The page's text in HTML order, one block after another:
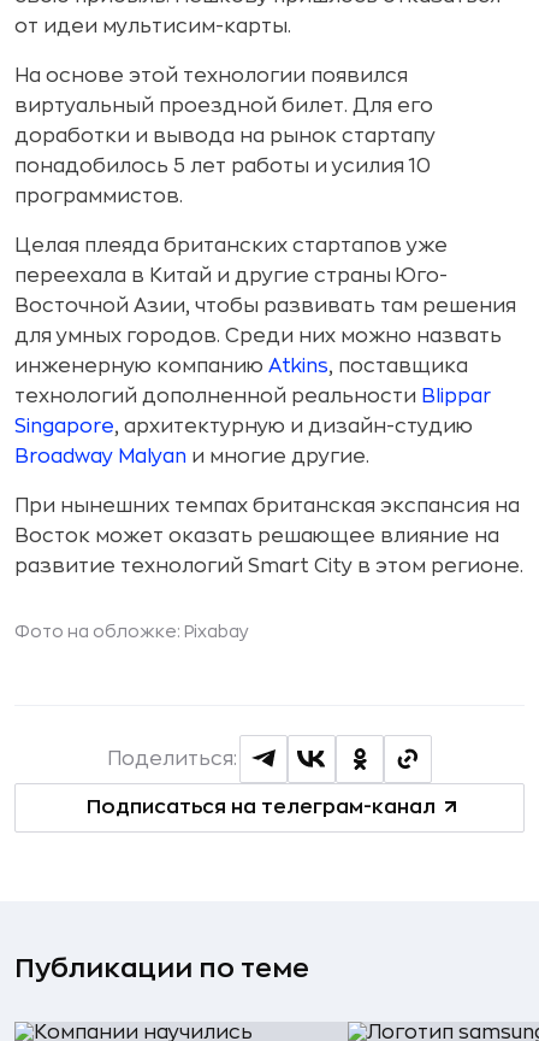
от идеи мультисим-карты.
На основе этой технологии появился
виртуальный проездной билет. Для его
доработки и вывода на рынок стартапу
понадобилось 5 лет работы и усилия 10
программистов.
Целая плеяда британских стартапов уже
переехала в Китай и другие страны Юго-
Восточной Азии, чтобы развивать там решения
для умных городов. Среди них можно назвать
инженерную компанию Atkins, поставщика
технологий дополненной реальности Blippar
Singapore, архитектурную и дизайн-студию
Broadway Malyan и многие другие.
При нынешних темпах британская экспансия на
Восток может оказать решающее влияние на
развитие технологий Smart City в этом регионе.
Фото на обложке: Pixabay
Подписаться на телеграм-канал
Поделиться:
Публикации по теме